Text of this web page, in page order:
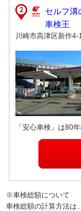
セルフ溝
車検王
川崎市高津区新作4-
「安心車検」は80
※車検総額について
車検総額の計算方法は